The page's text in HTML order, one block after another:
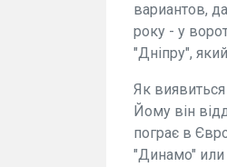
вариантов,
року - у
"Дніпру",
Як
Йому він
пограє в
"Динамo" или